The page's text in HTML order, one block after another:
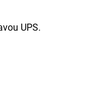
UPS.